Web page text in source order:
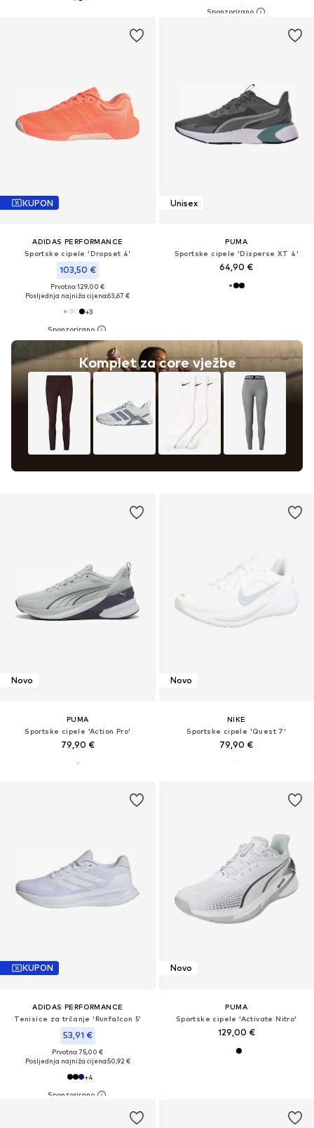
KUPON
ADIDAS PERFORMANCE
Sportske cipele 'Dropset 4'
103,50 €
Prvotno: 129,00 €
Posljednja najniža cijena:63,67 €
+3
Komplet za core vježbe
Unisex
PUMA
Sportske cipele 'Disperse XT 4'
64,90 €
Novo
PUMA
Sportske cipele 'Action Pro'
79,90 €
Novo
NIKE
Sportske cipele 'Quest 7'
79,90 €
KUPON
ADIDAS PERFORMANCE
Tenisice za trčanje 'Runfalcon 5'
53,91 €
Prvotno: 75,00 €
Posljednja najniža cijena:50,92 €
+4
Novo
PUMA
Sportske cipele 'Activate Nitro'
129,00 €